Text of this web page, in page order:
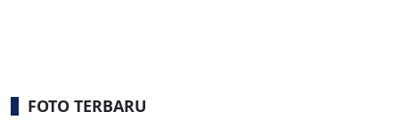
FOTO TERBARU